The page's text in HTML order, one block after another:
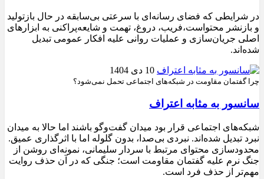
در شرایطی که فضای رسانه‌ای با سرعتی بی‌سابقه در حال بازتولید
و بازنشر محتواست،فریب، دروغ، تهمت و شایعه‌پراکنی به ابزارهای
اصلی جریان‌سازی و عملیات روانی علیه افکار عمومی تبدیل
شده‌اند.
10 دی 1404
چرا گفتمان مقاومت در شبکه‌های اجتماعی تحمل نمی‌شود؟
سانسور به مثابه اعتراف
شبکه‌های اجتماعی قرار بود میدان گفت‌وگو باشند اما حالا به میدان
نبرد تبدیل شده‌اند. نبردی بی‌صدا، بدون گلوله اما با اثرگذاری عمیق.
محدودسازی محتوای مرتبط با سردار سلیمانی، نمونه‌ای روشن از
جنگ نرم علیه گفتمان مقاومت است؛ جنگی که در آن حذف روایت
مهم‌تر از حذف فرد است.